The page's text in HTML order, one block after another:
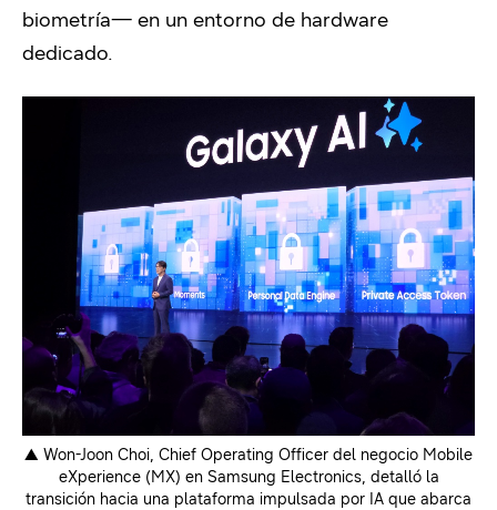
biometría— en un entorno de hardware
dedicado.
▲ Won-Joon Choi, Chief Operating Officer del negocio Mobile
eXperience (MX) en Samsung Electronics, detalló la
transición hacia una plataforma impulsada por IA que abarca